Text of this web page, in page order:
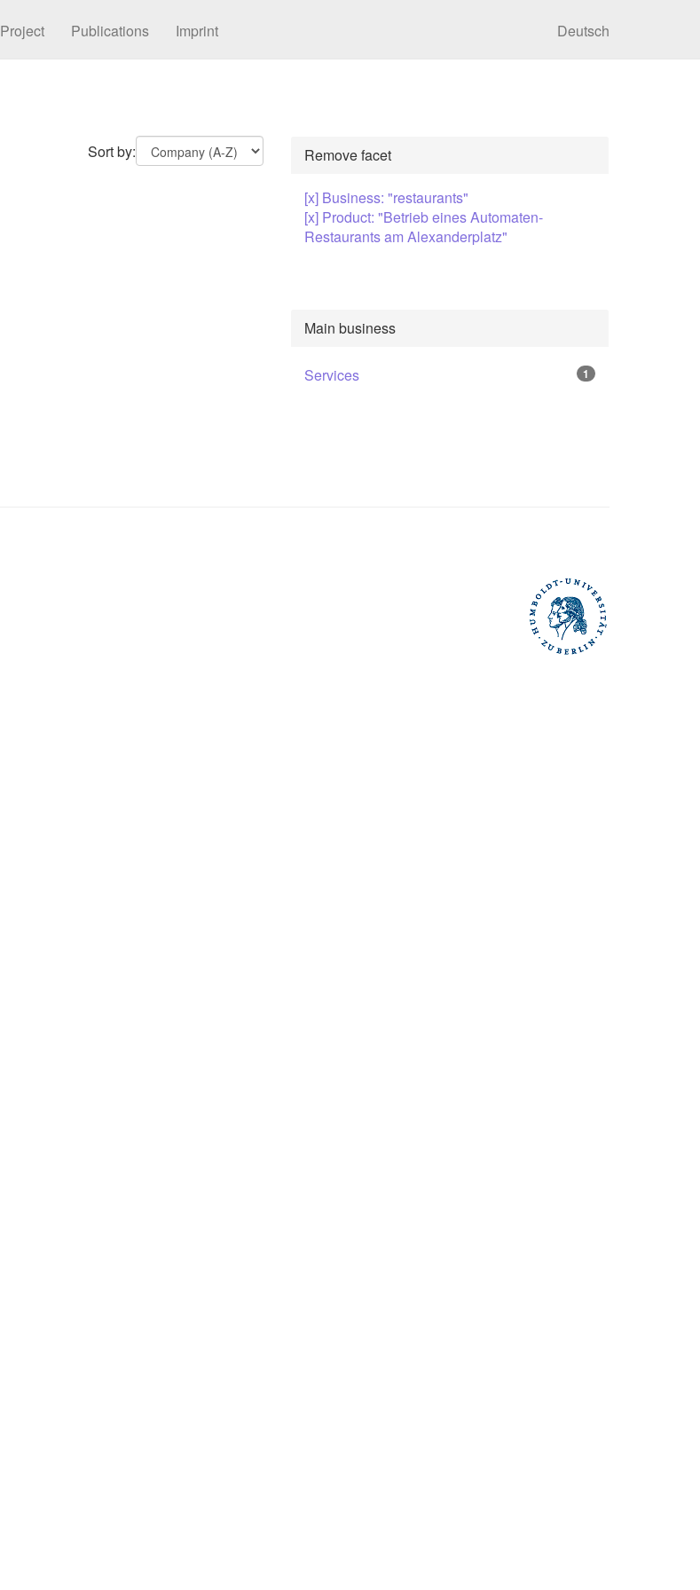
Project Publications Imprint Deutsch
Sort by: Remove facet
[x] Business: "restaurants"
[x] Product: "Betrieb eines Automaten-
Restaurants am Alexanderplatz"
Main business
Services 1